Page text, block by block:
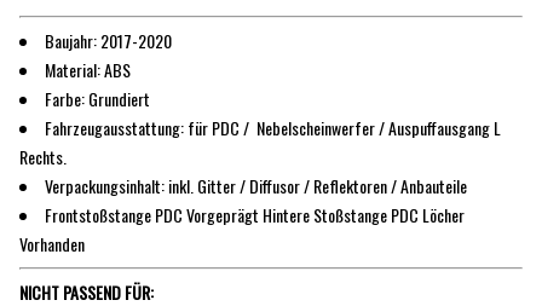
Baujahr: 2017-2020
Material: ABS
Farbe: Grundiert
Fahrzeugausstattung: für PDC / Nebelscheinwerfer / Auspuffausgang L
Rechts.
Verpackungsinhalt: inkl. Gitter / Diffusor / Reflektoren / Anbauteile
Frontstoßstange PDC Vorgeprägt Hintere Stoßstange PDC Löcher
Vorhanden
NICHT PASSEND FÜR: